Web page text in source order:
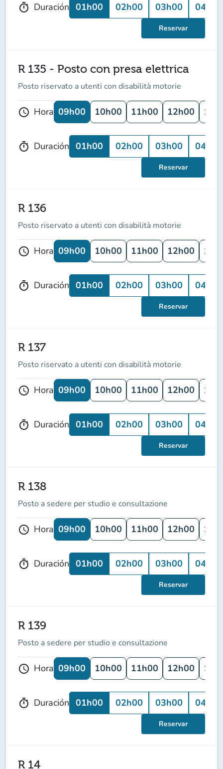
timer Duración 01h00 02h00 03h00 04h00
Reservar
R 135 - Posto con presa elettrica
Posto riservato a utenti con disabilità motorie
schedule Hora 09h00 10h00 11h00 12h00
timer Duración 01h00 02h00 03h00 04h00
Reservar
R 136
Posto riservato a utenti con disabilità motorie
schedule Hora 09h00 10h00 11h00 12h00
timer Duración 01h00 02h00 03h00 04h00
Reservar
R 137
Posto riservato a utenti con disabilità motorie
schedule Hora 09h00 10h00 11h00 12h00
timer Duración 01h00 02h00 03h00 04h00
Reservar
R 138
Posto a sedere per studio e consultazione
schedule Hora 09h00 10h00 11h00 12h00
timer Duración 01h00 02h00 03h00 04h00
Reservar
R 139
Posto a sedere per studio e consultazione
schedule Hora 09h00 10h00 11h00 12h00
timer Duración 01h00 02h00 03h00 04h00
Reservar
R 14